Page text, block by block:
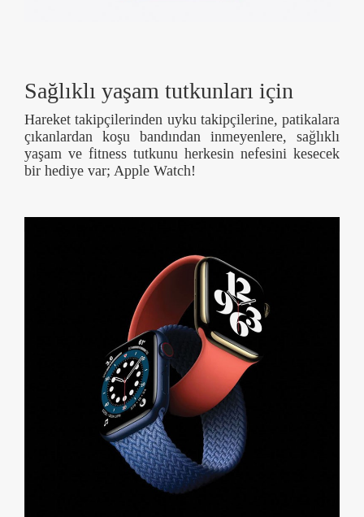
Sağlıklı yaşam tutkunları için
Hareket takipçilerinden uyku takipçilerine, patikalara
çıkanlardan koşu bandından inmeyenlere, sağlıklı
yaşam ve fitness tutkunu herkesin nefesini kesecek
bir hediye var; Apple Watch!